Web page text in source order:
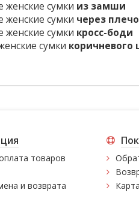
женские сумки из замши
женские сумки через плечо
женские сумки кросс-боди
сумки коричневого
товаров
и возврата